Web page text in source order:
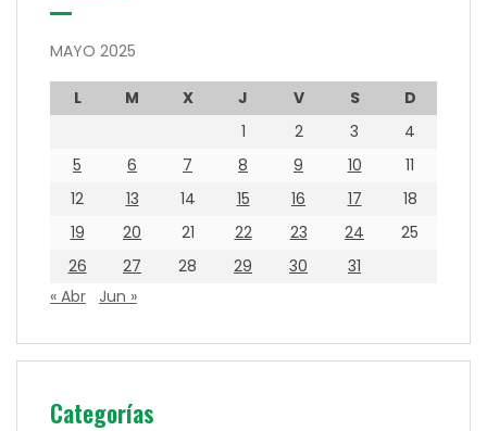
MAYO 2025
L M X J V S
D
1
2 3
4
5
6 7 8 9 10
11
12
13 14 15 16 17
18
19
20 21 22 23 24
25
26
27 28 29 30
31
« Abr
Jun »
Categorías